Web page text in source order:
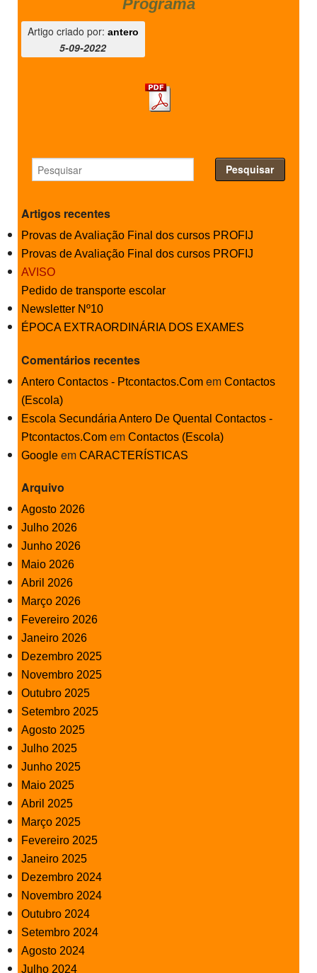
Programa
Artigo criado por: antero
5-09-2022
Artigos recentes
Provas de Avaliação Final dos cursos PROFIJ
Provas de Avaliação Final dos cursos PROFIJ
AVISO
Pedido de transporte escolar
Newsletter Nº10
ÉPOCA EXTRAORDINÁRIA DOS EXAMES
Comentários recentes
Antero Contactos - Ptcontactos.Com em Contactos
(Escola)
Escola Secundária Antero De Quental Contactos -
Ptcontactos.Com em Contactos (Escola)
Google em CARACTERÍSTICAS
Arquivo
Agosto 2026
Julho 2026
Junho 2026
Maio 2026
Abril 2026
Março 2026
Fevereiro 2026
Janeiro 2026
Dezembro 2025
Novembro 2025
Outubro 2025
Setembro 2025
Agosto 2025
Julho 2025
Junho 2025
Maio 2025
Abril 2025
Março 2025
Fevereiro 2025
Janeiro 2025
Dezembro 2024
Novembro 2024
Outubro 2024
Setembro 2024
Agosto 2024
Julho 2024